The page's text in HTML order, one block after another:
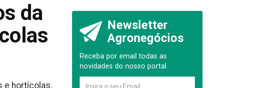
da
e hortícolas,
Newsletter
Agronegócios
Receba por email todas as
novidades do nosso portal.